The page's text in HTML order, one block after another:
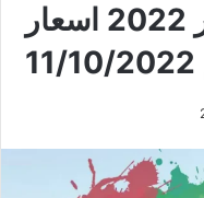
السعودية لشهر اكتوبر 2022 اسعار